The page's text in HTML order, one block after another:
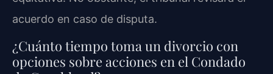
acuerdo en caso de disputa.
¿Cuánto tiempo toma un divorcio con
opciones sobre acciones en el Condado